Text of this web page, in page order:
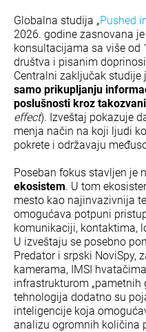
Globalna studija „Pushed
2026. godine zasnovana
konsultacijama sa više od
društva i pisanim
Centralni zaključak studije
samo prikupljanju
poslušnosti kroz
effect). Izveštaj pokazuje
menja način na koji ljudi
pokrete i održavaju
Poseban fokus stavljen je
ekosistem. U tom
mesto kao najinvazivnija
omogućava potpuni
komunikaciji, kontaktima,
U izveštaju se posebno
Predator i srpski NoviSpy,
kamerama, IMSI
infrastrukturom „pametnih
tehnologija dodatno su
inteligencije koja
analizu ogromnih količina